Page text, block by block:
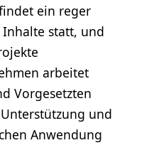
ein reger
statt, und
arbeitet
Vorgesetzten
und
Anwendung